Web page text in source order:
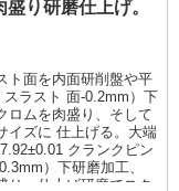
り研磨仕上げ。
ト面を内面研削盤や平
ラスト 面-0.2mm）下
ロムを肉盛り、そして
イズに 仕上げる。大端
クランクピン
）下研磨加工、
り、仕上げ研磨でスタ